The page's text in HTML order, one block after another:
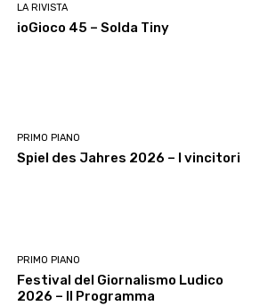
LA RIVISTA
ioGioco 45 – Solda Tiny
PRIMO PIANO
Spiel des Jahres 2026 – I vincitori
PRIMO PIANO
Festival del Giornalismo Ludico
2026 – Il Programma